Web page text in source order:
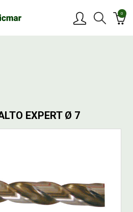
0
EXPERT Ø 7